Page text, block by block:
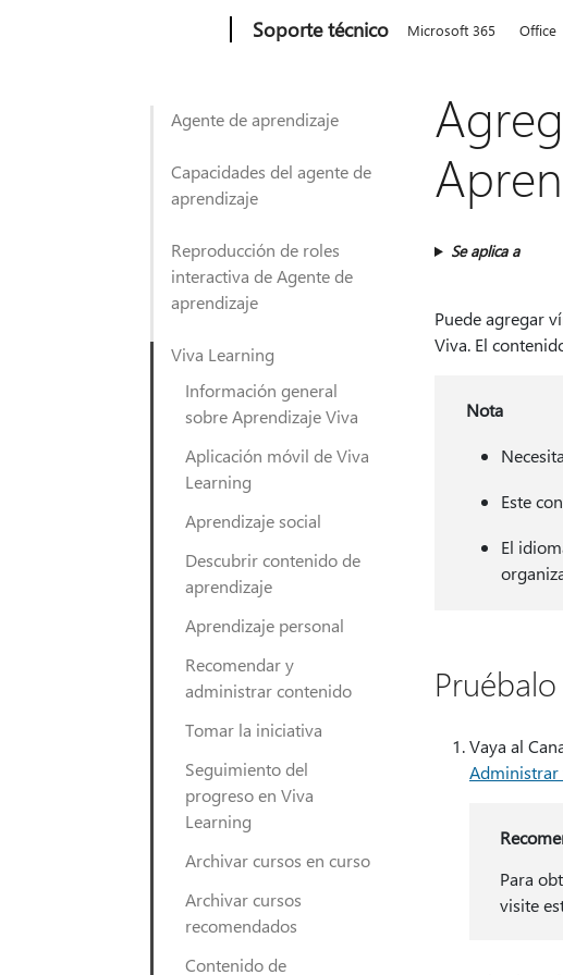
Soporte técnico Microsoft 365 Office
Agente de aprendizaje
Capacidades del agente de
aprendizaje
Reproducción de roles
interactiva de Agente de
aprendizaje
Viva Learning
Información general
sobre Aprendizaje Viva
Aplicación móvil de Viva
Learning
Aprendizaje social
Descubrir contenido de
aprendizaje
Aprendizaje personal
Recomendar y
administrar contenido
Tomar la iniciativa
Seguimiento del
progreso en Viva
Learning
Archivar cursos en curso
Archivar cursos
recomendados
Contenido de
Se aplica a
Puede agregar
Viva. El
Nota
Este
El
Vaya al
Administrar
Para
visite